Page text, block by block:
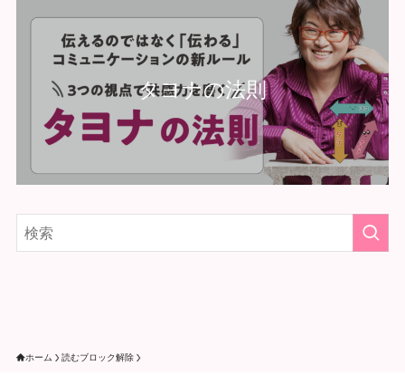
タヨナの法則
ホーム 読むブロック解除